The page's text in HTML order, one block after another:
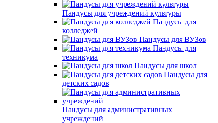
Пандусы для учреждений культуры
Пандусы для
колледжей
Пандусы для ВУЗов
Пандусы для
техникума
Пандусы для школ
Пандусы для
детских садов
Пандусы для административных
учреждений